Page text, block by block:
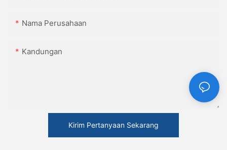
Nama Perusahaan
Kandungan
Kirim Pertanyaan Sekarang